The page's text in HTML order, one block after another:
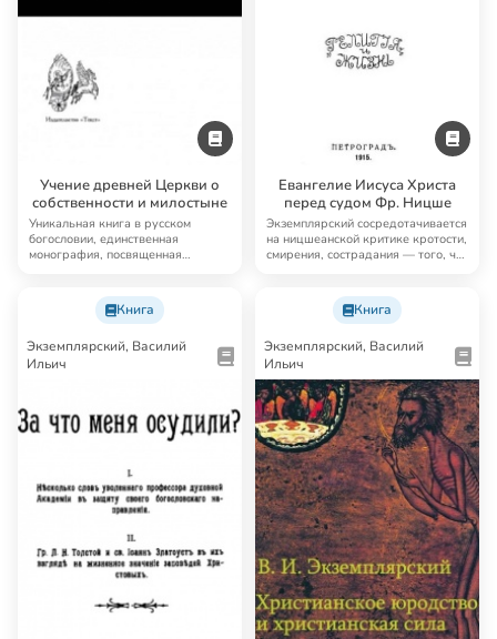
Учение древней Церкви о
собственности и милостыне
Уникальная книга в русском
богословии, единственная
монография, посвященная
Евангелие Иисуса Христа
перед судом Фр. Ницше
Экземплярский сосредотачивается
на ницшеанской критике кротости,
смирения, сострадания — того, что
Книга
Экземплярский, Василий
Ильич
Книга
Экземплярский, Василий
Ильич